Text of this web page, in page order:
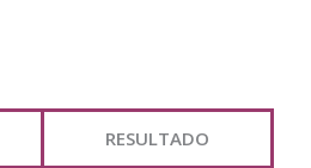
RESULTADO